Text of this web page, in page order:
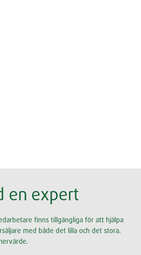
en expert
finns tillgängliga för att hjälpa
med både det lilla och det stora.